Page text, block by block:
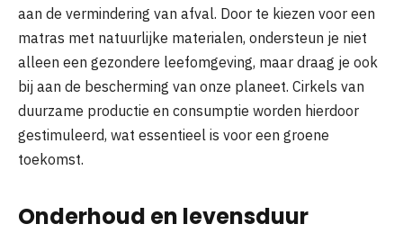
aan de vermindering van afval. Door te kiezen voor een
matras met natuurlijke materialen, ondersteun je niet
alleen een gezondere leefomgeving, maar draag je ook
bij aan de bescherming van onze planeet. Cirkels van
duurzame productie en consumptie worden hierdoor
gestimuleerd, wat essentieel is voor een groene
toekomst.
Onderhoud en levensduur